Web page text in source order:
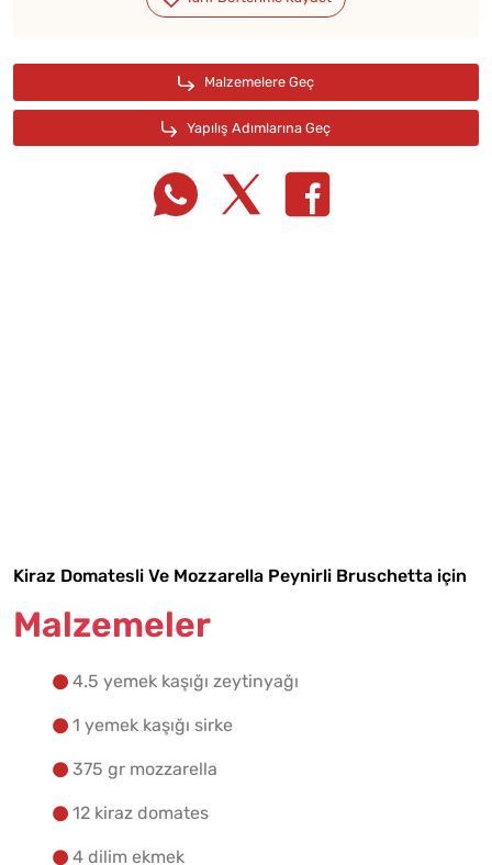
Kiraz Domatesli Ve Mozzarella Peynirli Bruschetta için
Malzemeler
4.5 yemek kaşığı zeytinyağı
1 yemek kaşığı sirke
375 gr mozzarella
12 kiraz domates
4 dilim ekmek